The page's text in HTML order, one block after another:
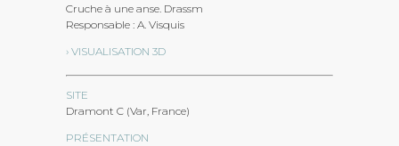
Cruche à une anse. Drassm
Responsable : A. Visquis
› VISUALISATION 3D
SITE
Dramont C (Var, France)
PRÉSENTATION